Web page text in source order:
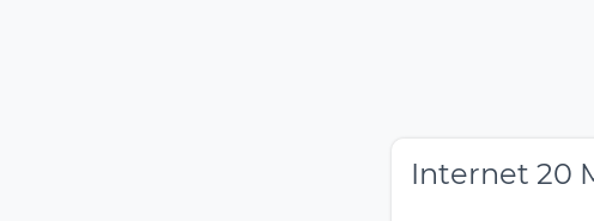
Internet 20